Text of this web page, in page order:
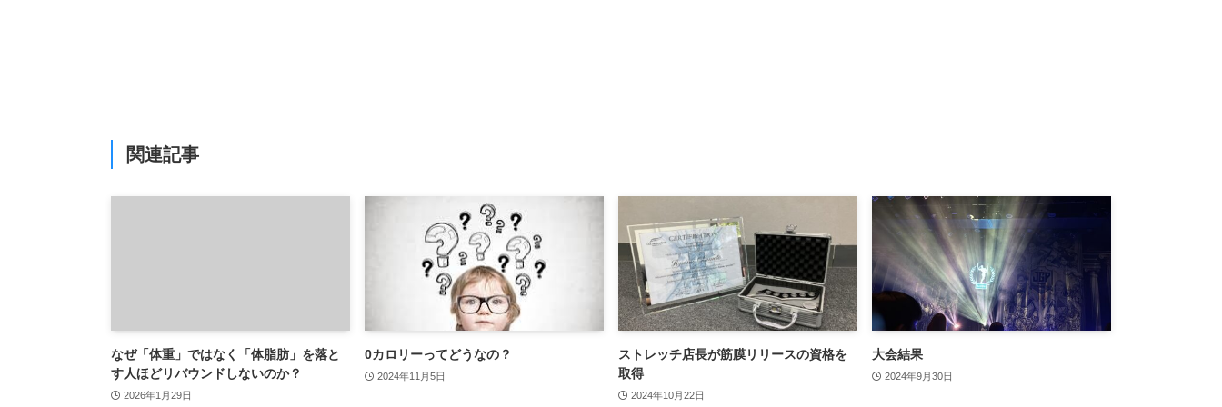
関連記事
なぜ「体重」ではなく「体脂肪」を落と
す人ほどリバウンドしないのか？
2026年1月29日
0カロリーってどうなの？
2024年11月5日
ストレッチ店長が筋膜リリースの資格を
取得
2024年10月22日
大会結果
2024年9月30日